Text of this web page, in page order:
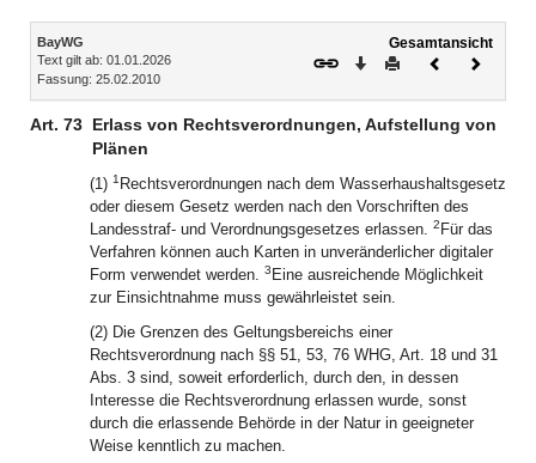
Inhalt
BayWG
Text gilt ab: 01.01.2026
Fassung: 25.02.2010
Gesamtansicht
Download
DruckenVorheriges
Art. 73 Erlass von Rechtsverordnungen, Aufstellung von
Plänen
(1) 1 Rechtsverordnungen nach dem Wasserhaushaltsgesetz
oder diesem Gesetz werden nach den Vorschriften des
Landesstraf- und Verordnungsgesetzes erlassen. 2 Für das
Verfahren können auch Karten in unveränderlicher digitaler
Form verwendet werden. 3 Eine ausreichende Möglichkeit
zur Einsichtnahme muss gewährleistet sein.
(2) Die Grenzen des Geltungsbereichs einer
Rechtsverordnung nach §§ 51, 53, 76 WHG, Art. 18 und 31
Abs. 3 sind, soweit erforderlich, durch den, in dessen
Interesse die Rechtsverordnung erlassen wurde, sonst
durch die erlassende Behörde in der Natur in geeigneter
Weise kenntlich zu machen.